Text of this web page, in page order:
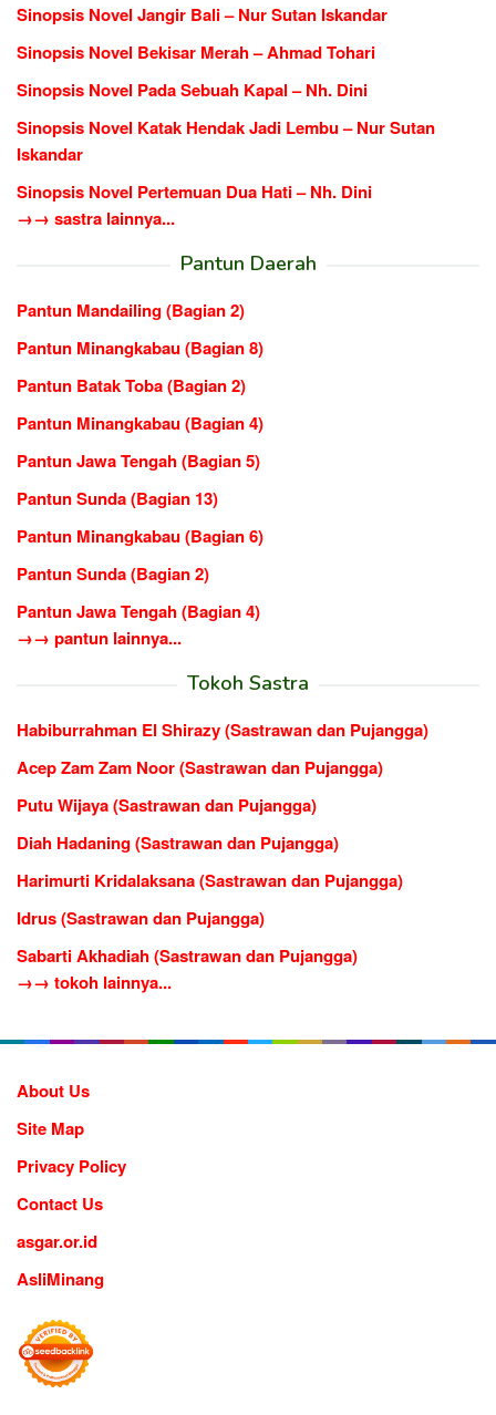
Sinopsis Novel Jangir Bali – Nur Sutan Iskandar
Sinopsis Novel Bekisar Merah – Ahmad Tohari
Sinopsis Novel Pada Sebuah Kapal – Nh. Dini
Sinopsis Novel Katak Hendak Jadi Lembu – Nur Sutan
Iskandar
Sinopsis Novel Pertemuan Dua Hati – Nh. Dini
→→ sastra lainnya...
Pantun Daerah
Pantun Mandailing (Bagian 2)
Pantun Minangkabau (Bagian 8)
Pantun Batak Toba (Bagian 2)
Pantun Minangkabau (Bagian 4)
Pantun Jawa Tengah (Bagian 5)
Pantun Sunda (Bagian 13)
Pantun Minangkabau (Bagian 6)
Pantun Sunda (Bagian 2)
Pantun Jawa Tengah (Bagian 4)
→→ pantun lainnya...
Tokoh Sastra
Habiburrahman El Shirazy (Sastrawan dan Pujangga)
Acep Zam Zam Noor (Sastrawan dan Pujangga)
Putu Wijaya (Sastrawan dan Pujangga)
Diah Hadaning (Sastrawan dan Pujangga)
Harimurti Kridalaksana (Sastrawan dan Pujangga)
Idrus (Sastrawan dan Pujangga)
Sabarti Akhadiah (Sastrawan dan Pujangga)
→→ tokoh lainnya...
About Us
Site Map
Privacy Policy
Contact Us
asgar.or.id
AsliMinang